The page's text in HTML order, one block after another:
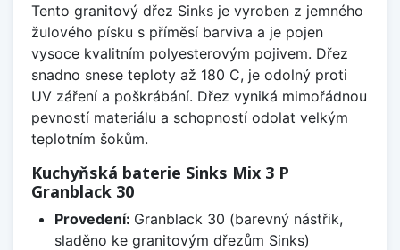
Tento granitový dřez Sinks je vyroben z jemného
žulového písku s příměsí barviva a je pojen
vysoce kvalitním polyesterovým pojivem. Dřez
snadno snese teploty až 180 C, je odolný proti
UV záření a poškrábání. Dřez vyniká mimořádnou
pevností materiálu a schopností odolat velkým
teplotním šokům.
Kuchyňská baterie Sinks Mix 3 P
Granblack 30
Provedení: Granblack 30 (barevný nástřik,
sladěno ke granitovým dřezům Sinks)